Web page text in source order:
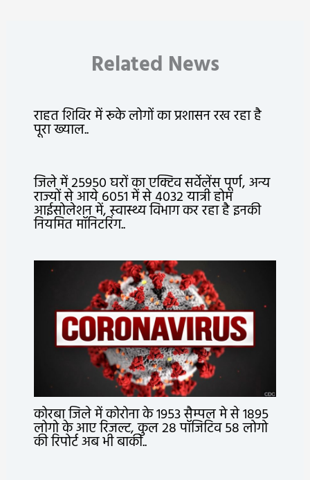
Related News
राहत शिविर में रूके लोगों का प्रशासन रख रहा है
पूरा ख्याल..
जिले में 25950 घरों का एक्टिव सर्वेलेंस पूर्ण, अन्य
राज्यों से आये 6051 में से 4032 यात्री होम
आईसोलेशन में, स्वास्थ्य विभाग कर रहा है इनकी
नियमित मॉनिटरिंग..
कोरबा जिले में कोरोना के 1953 सैम्पल मे से 1895
लोगो के आए रिजल्ट, कुल 28 पॉजिटिव 58 लोगो
की रिपोर्ट अब भी बाकी..